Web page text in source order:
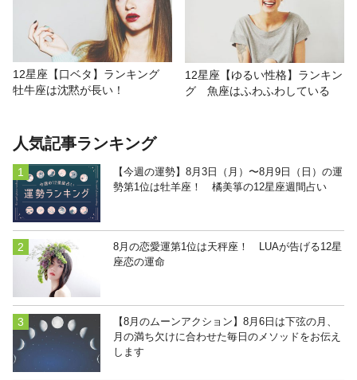
12星座【口ベタ】ランキング
牡牛座は沈黙が長い！
12星座【ゆるい性格】ランキン
グ 魚座はふわふわしている
人気記事ランキング
【今週の運勢】8月3日（月）〜8月9日（日）の運
勢第1位は牡羊座！ 橘美箏の12星座週間占い
8月の恋愛運第1位は天秤座！ LUAが告げる12星
座恋の運命
【8月のムーンアクション】8月6日は下弦の月、
月の満ち欠けに合わせた毎日のメソッドをお伝え
します